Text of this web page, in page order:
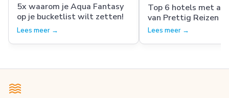
5x waarom je Aqua Fantasy
op je bucketlist wilt zetten!
Lees meer →
Top 6 hotels met
van Prettig Reizen
Lees meer →